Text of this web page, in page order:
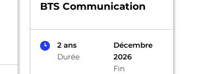
BTS Communication
2 ans
Durée
Décembre
2026
Fin